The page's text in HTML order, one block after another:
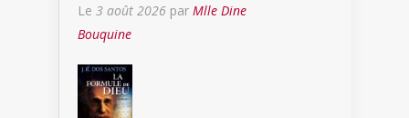
Le 3 août 2026 par Mlle Dine
Bouquine